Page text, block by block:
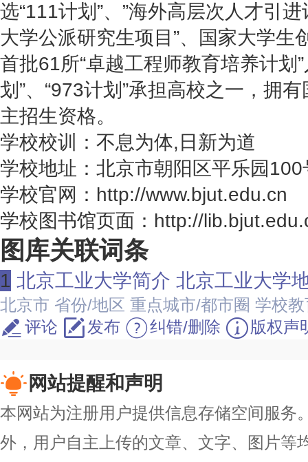
选“111计划”、”海外高层次人才引
大学公派研究生项目”、国家大学生
首批61所“卓越工程师教育培养计划
划”、“973计划”承担高校之一，拥
主招生资格。
学校校训：不息为体,日新为道
学校地址：北京市朝阳区平乐园100
学校官网：http://www.bjut.edu.cn
学校图书馆页面：http://
图库关联词条
1 北京工业大学简介 北京工业大学
北京市 省份/地区 重点城市/都市圈 学校教
评论
发布 纠错/删除 版权声
网站提醒和声明
本网站为注册用户提供信息存储空间服务
外，用户自主上传的文章、文字、图片等